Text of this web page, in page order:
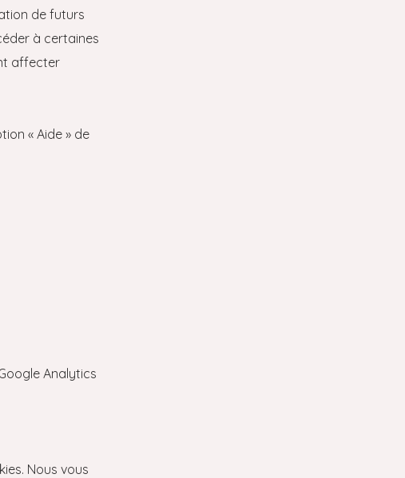
de futurs
à certaines
affecter
« Aide » de
Analytics
Nous vous